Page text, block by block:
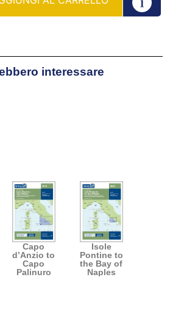
interessare
Capo
d’Anzio to
Capo
Palinuro
Isole
Pontine to
the Bay of
Naples